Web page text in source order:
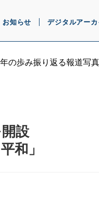
お知らせ デジタルアー
歩み振り返る報道写真
設
和」